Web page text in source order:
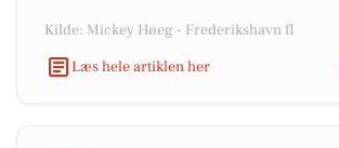
Kilde: Mickey Høeg - Frederikshavn fI
Læs hele artiklen her